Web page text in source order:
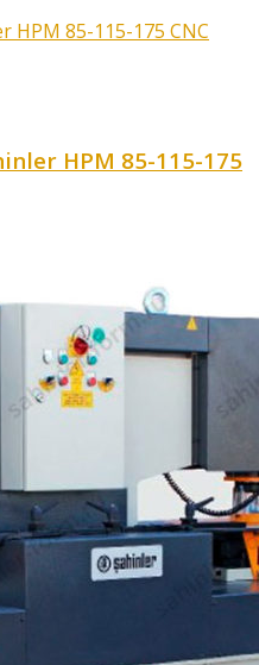
HPM 85-115-175